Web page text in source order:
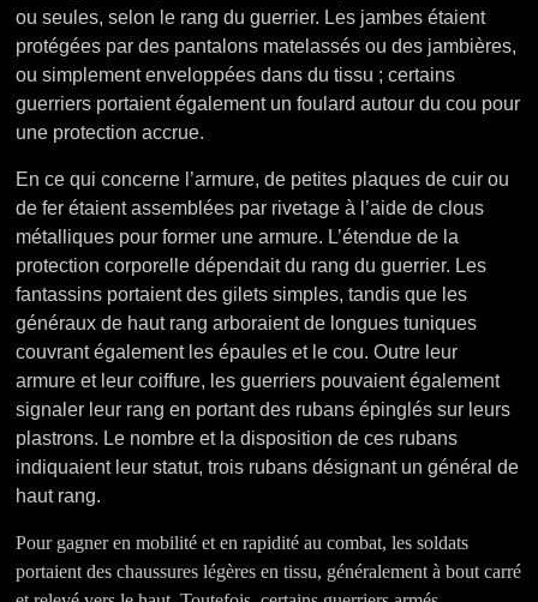
ou seules, selon le rang du guerrier. Les jambes étaient
protégées par des pantalons matelassés ou des jambières,
ou simplement enveloppées dans du tissu ; certains
guerriers portaient également un foulard autour du cou pour
une protection accrue.
En ce qui concerne l’armure, de petites plaques de cuir ou
de fer étaient assemblées par rivetage à l’aide de clous
métalliques pour former une armure. L’étendue de la
protection corporelle dépendait du rang du guerrier. Les
fantassins portaient des gilets simples, tandis que les
généraux de haut rang arboraient de longues tuniques
couvrant également les épaules et le cou.Outre leur
armure et leur coiffure, les guerriers pouvaient également
signaler leur rang en portant des rubans épinglés sur leurs
plastrons. Le nombre et la disposition de ces rubans
indiquaient leur statut, trois rubans désignant un général de
haut rang.
Pour gagner en mobilité et en rapidité au combat, les soldats
portaient des chaussures légères en tissu, généralement à bout carré